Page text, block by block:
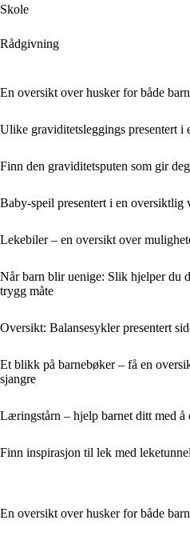
Skole
Rådgivning
En oversikt over husker for både
Ulike graviditetsleggings presentert i
Finn den graviditetsputen som gir
Baby-speil presentert i en oversiktlig
Lekebiler – en oversikt over
Når barn blir uenige: Slik hjelper du
trygg måte
Oversikt: Balansesykler presentert
Et blikk på barnebøker – få en
sjangre
Læringstårn – hjelp barnet ditt med å
Finn inspirasjon til lek med
En oversikt over husker for både